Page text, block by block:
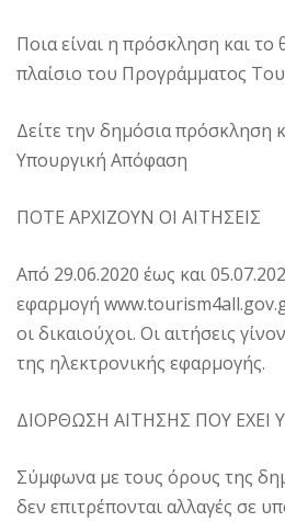
Ποια είναι η πρόσκληση και το
πλαίσιο του Προγράμματος
Δείτε την δημόσια πρόσκληση
Υπουργική Απόφαση
ΠΟΤΕ ΑΡΧΙΖΟΥΝ ΟΙ ΑΙΤΗΣΕΙΣ
Από 29.06.2020 έως και
εφαρμογή
οι δικαιούχοι. Οι αιτήσεις
της ηλεκτρονικής εφαρμογής.
ΔΙΟΡΘΩΣΗ ΑΙΤΗΣΗΣ ΠΟΥ ΕΧΕΙ
Σύμφωνα με τους όρους της
δεν επιτρέπονται αλλαγές σε